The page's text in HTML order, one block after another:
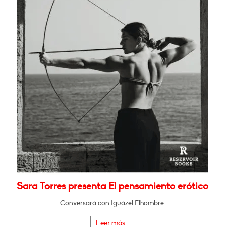
Sara Torres presenta El pensamiento erótico
Conversará con Iguázel Elhombre.
Leer más...